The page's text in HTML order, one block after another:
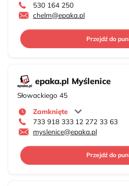
530 164 250
chelm@epaka.pl
Przejdź do
epaka.pl Myślenice
Słowackiego 45
Zamknięte
733 918 333 12 272 33 63
myslenice@epaka.pl
Przejdź do